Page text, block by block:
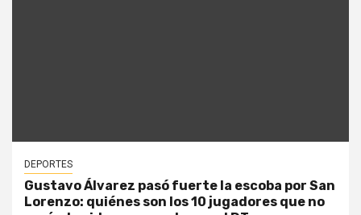
DEPORTES
Gustavo Álvarez pasó fuerte la escoba por San
Lorenzo: quiénes son los 10 jugadores que no